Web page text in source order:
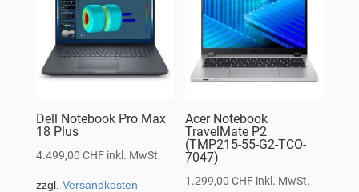
Dell Notebook Pro Max
18 Plus
4.499,00 CHF inkl. MwSt.
zzgl. Versandkosten
Acer Notebook
TravelMate P2
(TMP215-55-G2-TCO-
7047)
1.299,00CHF inkl. MwSt.